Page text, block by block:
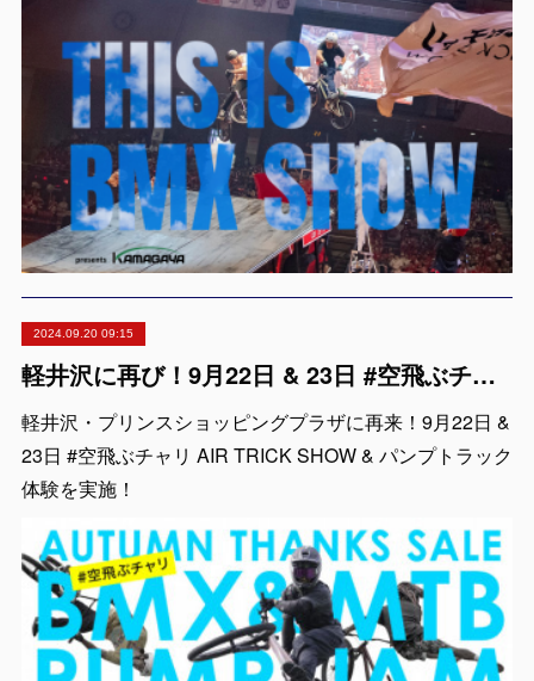
2024.09.20 09:15
軽井沢に再び！9月22日 & 23日 #空飛ぶチャリ AIR TRICK SHOW & パンプトラック体験！
軽井沢・プリンスショッピングプラザに再来！9月22日 &
23日 #空飛ぶチャリ AIR TRICK SHOW & パンプトラック
体験を実施！